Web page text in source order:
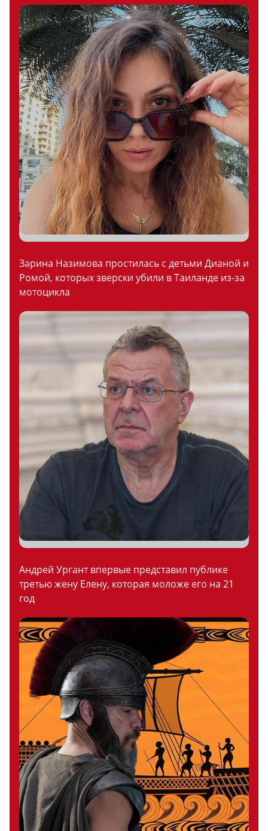
Зарина Назимова простилась с детьми Дианой и
Ромой, которых зверски убили в Таиланде из-за
мотоцикла
Андрей Ургант впервые представил публике
третью жену Елену, которая моложе его на 21
год